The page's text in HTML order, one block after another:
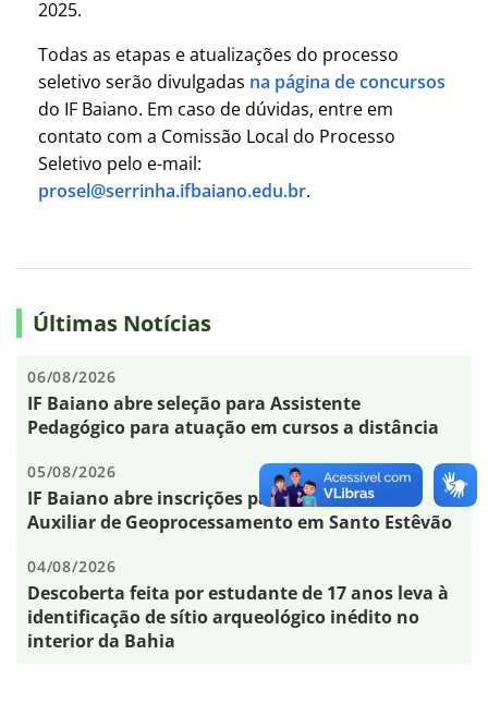
2025.
Todas as etapas e atualizações do processo
seletivo serão divulgadas na página de concursos
do IF Baiano. Em caso de dúvidas, entre em
contato com a Comissão Local do Processo
Seletivo pelo e-mail:
prosel@serrinha.ifbaiano.edu.br.
Últimas Notícias
06/08/2026
IF Baiano abre seleção para Assistente
Pedagógico para atuação em cursos a distância
05/08/2026
IF Baiano abre inscrições para curso FIC de
Auxiliar de Geoprocessamento em Santo Estêvão
04/08/2026
Descoberta feita por estudante de 17 anos leva à
identificação de sítio arqueológico inédito no
interior da Bahia